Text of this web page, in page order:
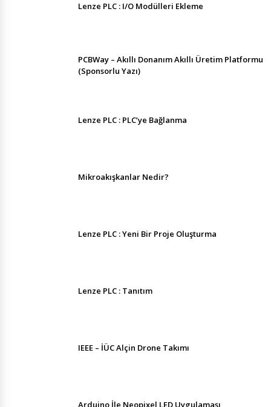
Lenze PLC : I/O Modülleri Ekleme
PCBWay – Akıllı Donanım Akıllı Üretim Platformu
(Sponsorlu Yazı)
Lenze PLC : PLC’ye Bağlanma
Mikroakışkanlar Nedir?
Lenze PLC : Yeni Bir Proje Oluşturma
Lenze PLC : Tanıtım
IEEE – İÜC Alçin Drone Takımı
Arduino İle Neopixel LED Uygulaması